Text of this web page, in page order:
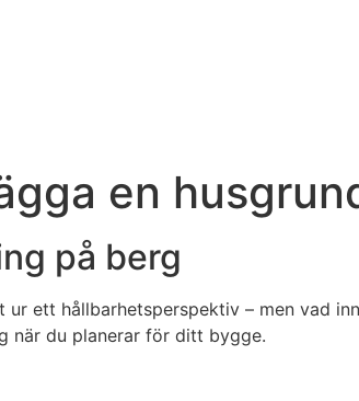
en
på berg
ett hållbarhetsperspektiv – men vad
när du planerar för ditt bygge.